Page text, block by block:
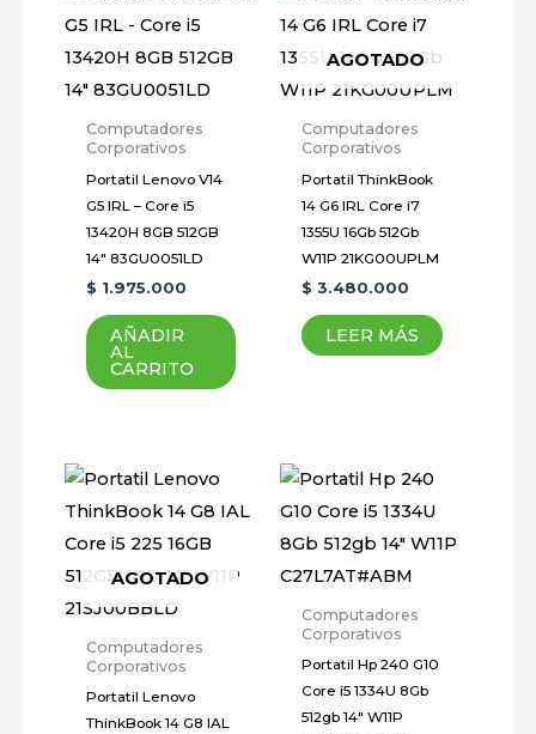
“Lenovo ThinkPad P16s
Gen 3 Ultra 7 155H 32Gb
1Tb Ssd 16″ FHD TV4
Win11P 21KT000NLM”
Tu dirección de correo
electrónico no será publicada.
marcados con
puntuación
Correo electrónico
Computadores
Corporativos
Portatil Lenovo V14
G5 IRL – Core i5
13420H 8GB 512GB
14″ 83GU0051LD
$ 1.975.000
AÑADIR
AL
CARRITO
AGOTADO
Computadores
Corporativos
Portatil ThinkBook
14 G6 IRL Core i7
1355U 16Gb 512Gb
W11P 21KG00UPLM
$ 3.480.000
LEER MÁS
AGOTADO
Computadores
Corporativos
Portatil Lenovo
ThinkBook 14 G8 IAL
Computadores
Corporativos
Portatil Hp 240 G10
Core i5 1334U 8Gb
512gb 14″ W11P